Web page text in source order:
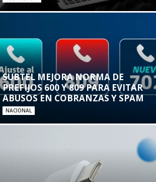
SUBTEL MEJORA NORMA DE
PREFIJOS 600 Y 809 PARA EVITAR
ABUSOS EN COBRANZAS Y SPAM
NACIONAL